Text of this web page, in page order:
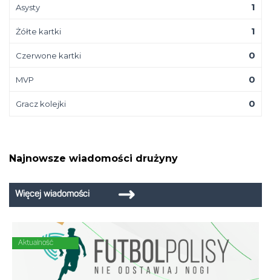
Asysty 1
Żółte kartki 1
Czerwone kartki 0
MVP 0
Gracz kolejki 0
Najnowsze wiadomości drużyny
Więcej wiadomości
Aktualność